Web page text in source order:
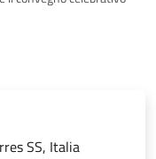
SS, Italia